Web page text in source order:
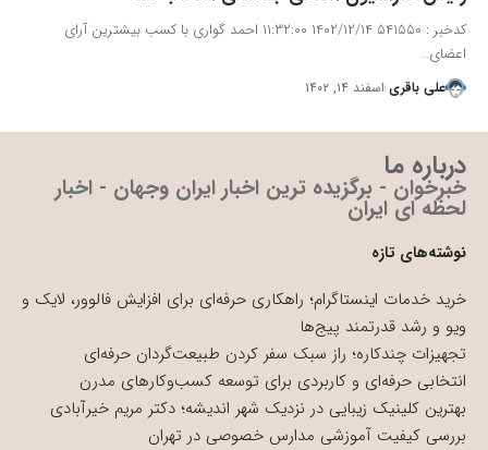
کدخبر : ۵۴۱۵۵۰ ۱۴۰۲/۱۲/۱۴ ۱۱:۳۲:۰۰ احمد گواری با کسب بیشترین آرای
اعضای…
علی باقری اسفند ۱۴, ۱۴۰۲
درباره ما
خبرخوان - برگزیده ترین اخبار ایران وجهان - اخبار
لحظه ای ایران
نوشته‌های تازه
خرید خدمات اینستاگرام؛ راهکاری حرفه‌ای برای افزایش فالوور، لایک و
ویو و رشد قدرتمند پیج‌ها
تجهیزات چندکاره؛ راز سبک سفر کردن طبیعت‌گردان حرفه‌ای
انتخابی حرفه‌ای و کاربردی برای توسعه کسب‌وکارهای مدرن
بهترین کلینیک زیبایی در نزدیک شهر اندیشه؛ دکتر مریم خیرآبادی
بررسی کیفیت آموزشی مدارس خصوصی در تهران